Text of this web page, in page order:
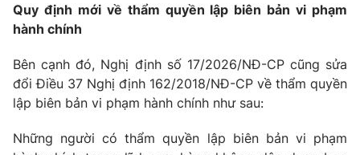
Quy định mới về thẩm quyền lập biên bản vi phạm
hành chính
Bên cạnh đó, Nghị định số 17/2026/NĐ-CP cũng sửa
đổi Điều 37 Nghị định 162/2018/NĐ-CP về thẩm quyền
lập biên bản vi phạm hành chính như sau:
Những người có thẩm quyền lập biên bản vi phạm